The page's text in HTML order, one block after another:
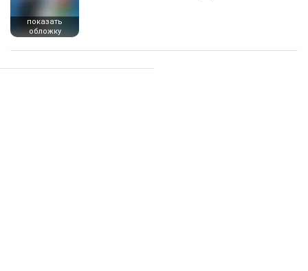
показать
обложку